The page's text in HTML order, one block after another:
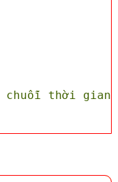
chuỗi thời gian